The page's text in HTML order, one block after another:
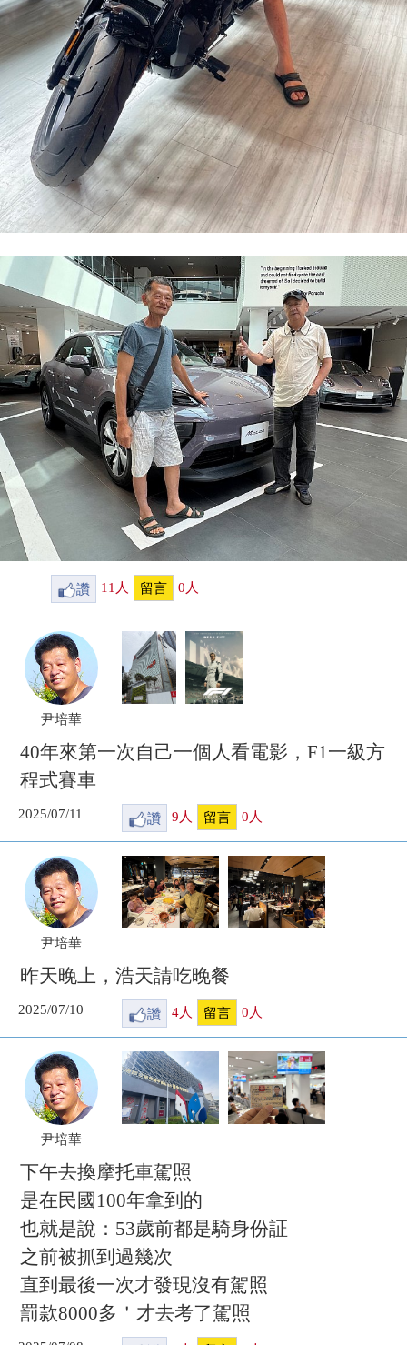
讚 11 人 留言 0 人
尹培華
40年來第一次自己一個人看電影，F1一級方
程式賽車
2025/07/11 讚 9 人 留言 0 人
尹培華
昨天晚上，浩天請吃晚餐
2025/07/10 讚 4人 留言 0 人
尹培華
下午去換摩托車駕照
是在民國100年拿到的
也就是說：53歲前都是騎身份証
之前被抓到過幾次
直到最後一次才發現沒有駕照
罰款8000多＇才去考了駕照